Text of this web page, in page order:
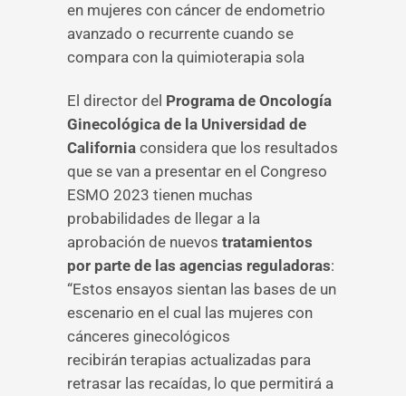
en mujeres con cáncer de endometrio
avanzado o recurrente cuando se
compara con la quimioterapia sola
El director del Programa de Oncología
Ginecológica de la Universidad de
California considera que los resultados
que se van a presentar en el Congreso
ESMO 2023 tienen muchas
probabilidades de llegar a la
aprobación de nuevos tratamientos
por parte de las agencias reguladoras:
“Estos ensayos sientan las bases de un
escenario en el cual las mujeres con
cánceres ginecológicos
recibirán terapias actualizadas para
retrasar las recaídas, lo que permitirá a